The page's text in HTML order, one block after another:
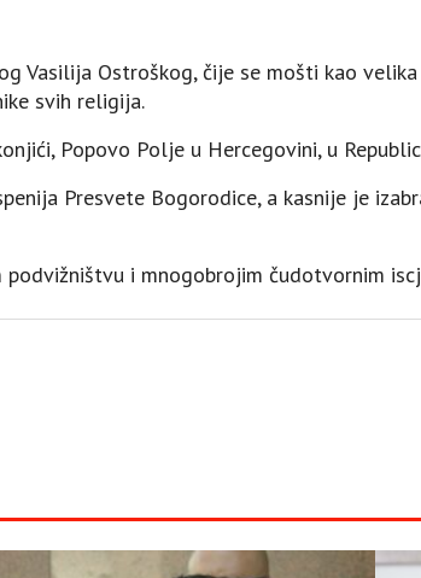
Vasilija Ostroškog, čije se mošti kao
svih religija.
Popovo Polje u Hercegovini, u
Presvete Bogorodice, a kasnije je
i mnogobrojim čudotvornim